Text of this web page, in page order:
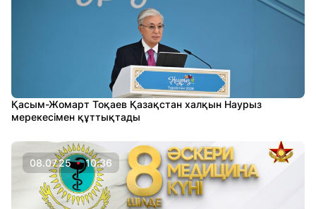
Қасым-Жомарт Тоқаев Қазақстан халқын Наурыз
мерекесімен құттықтады
08.07.25 10:36